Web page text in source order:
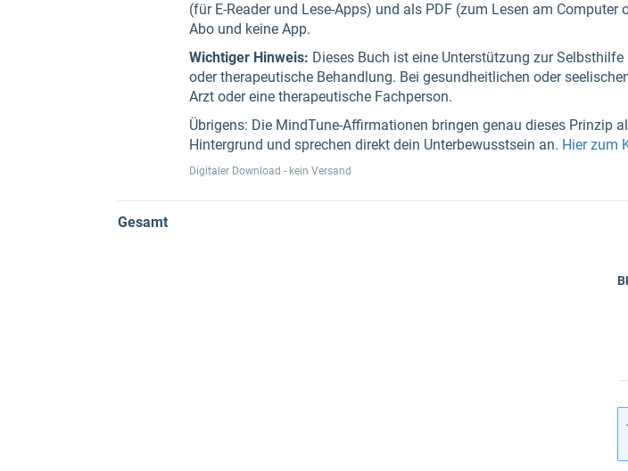
(für E-Reader und Lese-Apps) und als PDF (zum Lesen am
Abo und keine App.
Wichtiger Hinweis: Dieses Buch ist eine Unterstützung zur
oder therapeutische Behandlung. Bei gesundheitlichen oder
Arzt oder eine therapeutische Fachperson.
Übrigens: Die MindTune-Affirmationen bringen genau dieses Prinzip
Hintergrund und sprechen direkt dein Unterbewusstsein an. Hier zum
Digitaler Download - kein Versand
Gesamt